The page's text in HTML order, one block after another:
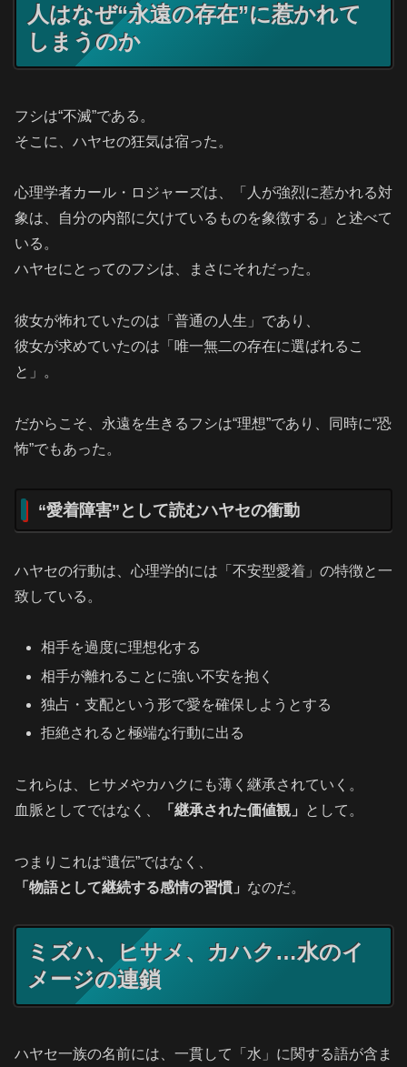
人はなぜ“永遠の存在”に惹かれて
しまうのか
フシは“不滅”である。
そこに、ハヤセの狂気は宿った。
心理学者カール・ロジャーズは、「人が強烈に惹かれる対
象は、自分の内部に欠けているものを象徴する」と述べて
いる。
ハヤセにとってのフシは、まさにそれだった。
彼女が怖れていたのは「普通の人生」であり、
彼女が求めていたのは「唯一無二の存在に選ばれるこ
と」。
だからこそ、永遠を生きるフシは“理想”であり、同時に“恐
怖”でもあった。
“愛着障害”として読むハヤセの衝動
ハヤセの行動は、心理学的には「不安型愛着」の特徴と一
致している。
相手を過度に理想化する
相手が離れることに強い不安を抱く
独占・支配という形で愛を確保しようとする
拒絶されると極端な行動に出る
これらは、ヒサメやカハクにも薄く継承されていく。
血脈としてではなく、
「継承された価値観」 として。
つまりこれは“遺伝”ではなく、
「物語として継続する感情の習慣」 なのだ。
ミズハ、ヒサメ、カハク…水のイ
メージの連鎖
ハヤセ一族の名前には、一貫して「水」に関する語が含ま